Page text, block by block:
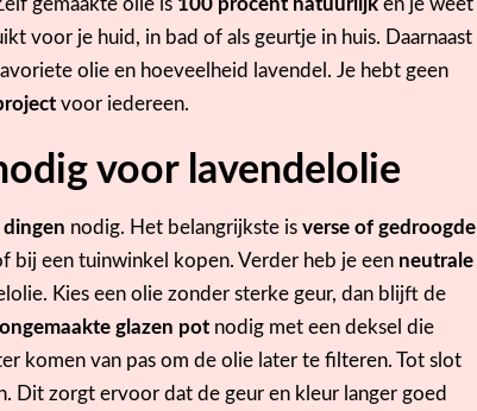
gemaakte olie is 100 procent natuurlijk en je weet
voor je huid, in bad of als geurtje in huis. Daarnaast
olie en hoeveelheid lavendel. Je hebt geen
voor iedereen.
voor lavendelolie
dingen nodig. Het belangrijkste is verse of gedroogde
bij een tuinwinkel kopen. Verder heb je een neutrale
Kies een olie zonder sterke geur, dan blijft de
glazen pot nodig met een deksel die
komen van pas om de olie later te filteren. Tot slot
Dit zorgt ervoor dat de geur en kleur langer goed